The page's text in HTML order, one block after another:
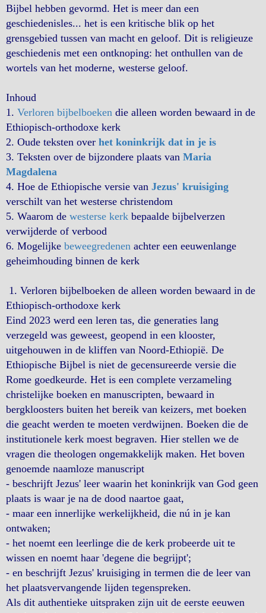
Bijbel hebben gevormd. Het is meer dan een
geschiedenisles... het is een kritische blik op het
grensgebied tussen van macht en geloof. Dit is religieuze
geschiedenis met een ontknoping: het onthullen van de
wortels van het moderne, westerse geloof.
Inhoud
1. Verloren bijbelboeken die alleen worden bewaard in de
Ethiopisch-orthodoxe kerk
2. Oude teksten over het koninkrijk dat in je is
3. Teksten over de bijzondere plaats van Maria
Magdalena
4. Hoe de Ethiopische versie van Jezus' kruisiging
verschilt van het westerse christendom
5. Waarom de westerse kerk bepaalde bijbelverzen
verwijderde of verbood
6. Mogelijke beweegredenen achter een eeuwenlange
geheimhouding binnen de kerk
1. Verloren bijbelboeken de alleen worden bewaard in de
Ethiopisch-orthodoxe kerk
Eind 2023 werd een leren tas, die generaties lang
verzegeld was geweest, geopend in een klooster,
uitgehouwen in de kliffen van Noord-Ethiopië. De
Ethiopische Bijbel is niet de gecensureerde versie die
Rome goedkeurde. Het is een complete verzameling
christelijke boeken en manuscripten, bewaard in
bergkloosters buiten het bereik van keizers, met boeken
die geacht werden te moeten verdwijnen. Boeken die de
institutionele kerk moest begraven. Hier stellen we de
vragen die theologen ongemakkelijk maken. Het boven
genoemde naamloze manuscript
- beschrijft Jezus' leer waarin het koninkrijk van God geen
plaats is waar je na de dood naartoe gaat,
- maar een innerlijke werkelijkheid, die nú in je kan
ontwaken;
- het noemt een leerlinge die de kerk probeerde uit te
wissen en noemt haar 'degene die begrijpt';
- en beschrijft Jezus' kruisiging in termen die de leer van
het plaatsvervangende lijden tegenspreken.
Als dit authentieke uitspraken zijn uit de eerste eeuwen